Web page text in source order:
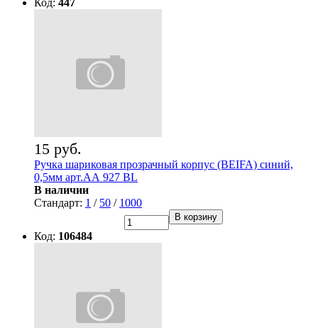
Код: 447
15 руб.
Ручка шариковая прозрачный корпус (BEIFA) синий,
0,5мм арт.АА 927 BL
В наличии
Стандарт: 1 / 50 / 1000
В корзину
Код: 106484